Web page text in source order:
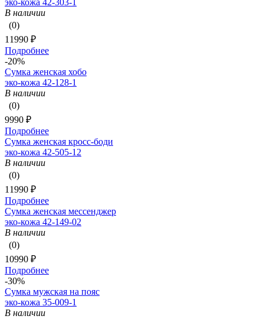
эко-кожа 42-303-1
В наличии
(0)
11990 ₽
Подробнее
-20%
Сумка женская хобо
эко-кожа 42-128-1
В наличии
(0)
9990 ₽
Подробнее
Сумка женская кросс-боди
эко-кожа 42-505-12
В наличии
(0)
11990 ₽
Подробнее
Сумка женская мессенджер
эко-кожа 42-149-02
В наличии
(0)
10990 ₽
Подробнее
-30%
Сумка мужская на пояс
эко-кожа 35-009-1
В наличии